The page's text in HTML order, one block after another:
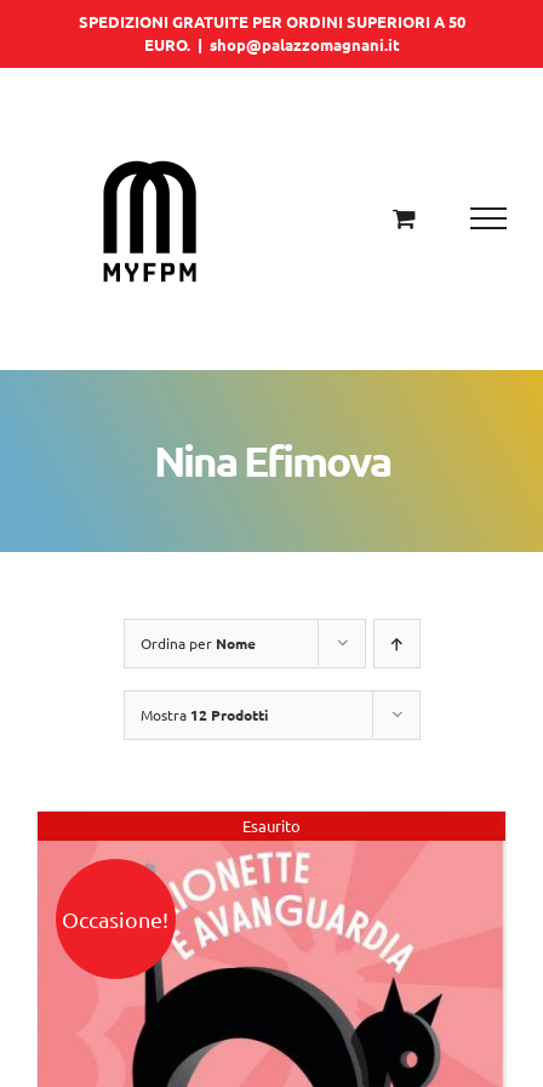
SPEDIZIONI GRATUITE PER ORDINI SUPERIORI A 50
EURO. | shop@palazzomagnani.it
Nina Efimova
Ordina per Nome
Mostra 12 Prodotti
Esaurito
Occasione!